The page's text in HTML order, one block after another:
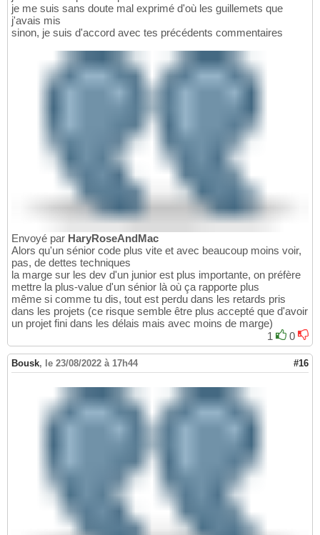
je me suis sans doute mal exprimé d'où les guillemets que
j'avais mis
sinon, je suis d'accord avec tes précédents commentaires
Envoyé par HaryRoseAndMac
Alors qu'un sénior code plus vite et avec beaucoup moins voir,
pas, de dettes techniques
la marge sur les dev d'un junior est plus importante, on préfère
mettre la plus-value d'un sénior là où ça rapporte plus
même si comme tu dis, tout est perdu dans les retards pris
dans les projets (ce risque semble être plus accepté que d'avoir
un projet fini dans les délais mais avec moins de marge)
1
0
Bousk, le 23/08/2022 à 17h44 #16